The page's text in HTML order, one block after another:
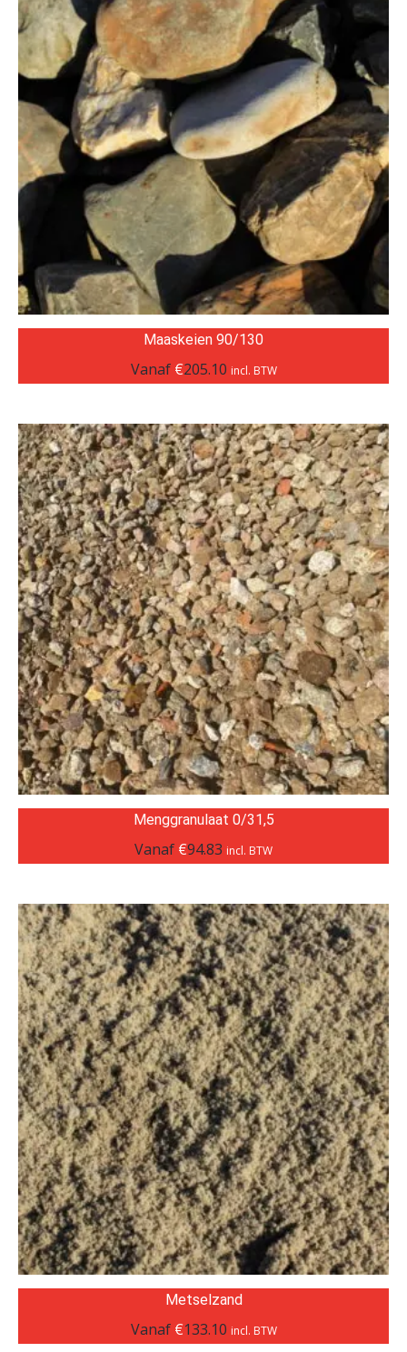
Maaskeien 90/130
Vanaf €205.10 incl. BTW
Menggranulaat 0/31,5
Vanaf €94.83 incl. BTW
Metselzand
Vanaf €133.10 incl. BTW